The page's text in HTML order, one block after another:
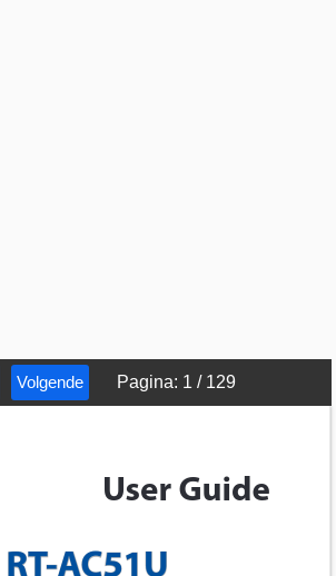
Volgende Pagina: 1 / 129